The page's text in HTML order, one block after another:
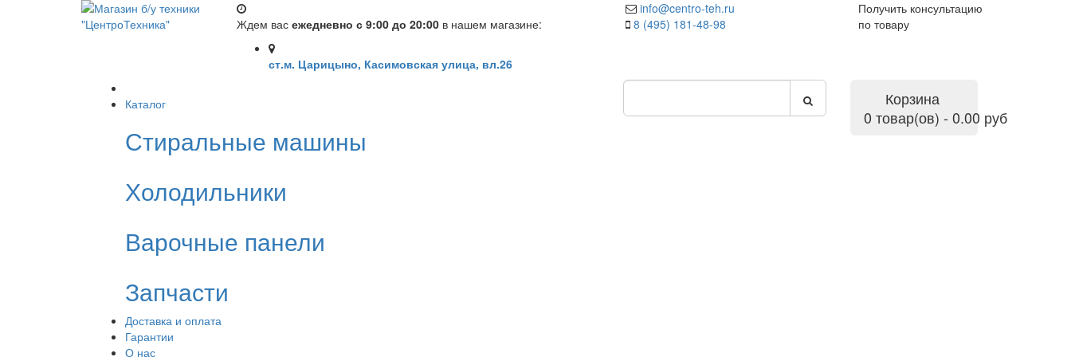
Ждем вас ежедневно с 9:00 до 20:00 в нашем магазине:
ст.м. Царицыно, Касимовская улица, вл.26
info@centro-teh.ru
8 (495) 181-48-98
Получить консультацию
по товару
Каталог
Стиральные машины
Холодильники
Варочные панели
Запчасти
Доставка и оплата
Гарантии
О нас
Корзина
0 товар(ов) - 0.00 руб